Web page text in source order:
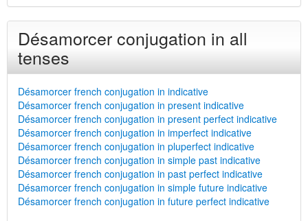
Désamorcer conjugation in all
tenses
Désamorcer french conjugation in indicative
Désamorcer french conjugation in present indicative
Désamorcer french conjugation in present perfect indicative
Désamorcer french conjugation in imperfect indicative
Désamorcer french conjugation in pluperfect indicative
Désamorcer french conjugation in simple past indicative
Désamorcer french conjugation in past perfect indicative
Désamorcer french conjugation in simple future indicative
Désamorcer french conjugation in future perfect indicative